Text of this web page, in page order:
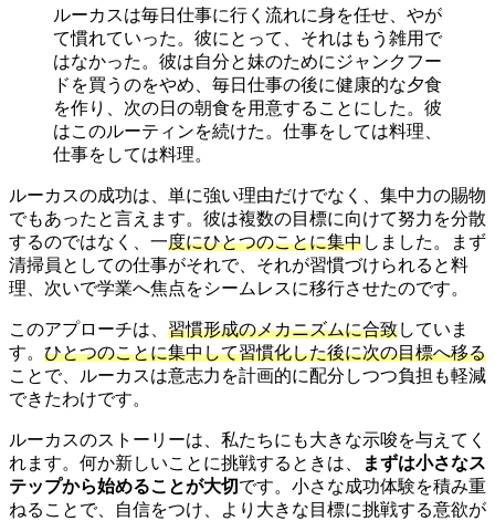
ルーカスは毎日仕事に行く流れに身を任せ、やが
て慣れていった。彼にとって、それはもう雑用で
はなかった。彼は自分と妹のためにジャンクフー
ドを買うのをやめ、毎日仕事の後に健康的な夕食
を作り、次の日の朝食を用意することにした。彼
はこのルーティンを続けた。仕事をしては料理、
仕事をしては料理。
ルーカスの成功は、単に強い理由だけでなく、集中力の賜物
でもあったと言えます。彼は複数の目標に向けて努力を分散
するのではなく、一度にひとつのことに集中しました。まず
清掃員としての仕事がそれで、それが習慣づけられると料
理、次いで学業へ焦点をシームレスに移行させたのです。
このアプローチは、 習慣形成のメカニズムに合致していま
す。 ひとつのことに集中して習慣化した後に次の目標へ移る
ことで、ルーカスは意志力を計画的に配分しつつ負担も軽減
できたわけです。
ルーカスのストーリーは、私たちにも大きな示唆を与えてく
れます。何か新しいことに挑戦するときは、
まずは小さなス
テップから始めることが大切です。小さな成功体験を積み重
ねることで、自信をつけ、より大きな目標に挑戦する意欲が